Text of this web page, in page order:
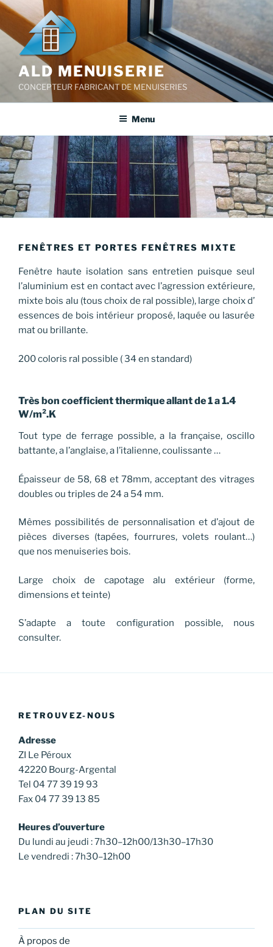
Aller
contenu
principal
ALD MENUISERIE
CONCEPTEUR FABRICANT DE MENUISERIES
Menu
FENÊTRES ET PORTES FENÊTRES MIXTE
Fenêtre haute isolation sans entretien puisque seul
l’aluminium est en contact avec l’agression extérieure,
mixte bois alu (tous choix de ral possible), large choix d’
essences de bois intérieur proposé, laquée ou lasurée
mat ou brillante.
200 coloris ral possible ( 34 en standard)
Très bon coefficient thermique allant de 1 a 1.4
W/m².K
Tout type de ferrage possible, a la française, oscillo
battante, a l’anglaise, a l’italienne, coulissante …
Épaisseur de 58, 68 et 78mm, acceptant des vitrages
doubles ou triples de 24 a 54 mm.
Mêmes possibilités de personnalisation et d’ajout de
pièces diverses (tapées, fourrures, volets roulant…)
que nos menuiseries bois.
Large choix de capotage alu extérieur (forme,
dimensions et teinte)
S’adapte a toute configuration possible, nous
consulter.
RETROUVEZ-NOUS
Adresse
ZI Le Péroux
42220 Bourg-Argental
Tel 04 77 39 19 93
Fax 04 77 39 13 85
Heures d’ouverture
Du lundi au jeudi : 7h30–12h00/13h30–17h30
Le vendredi : 7h30–12h00
PLAN DU SITE
À propos de